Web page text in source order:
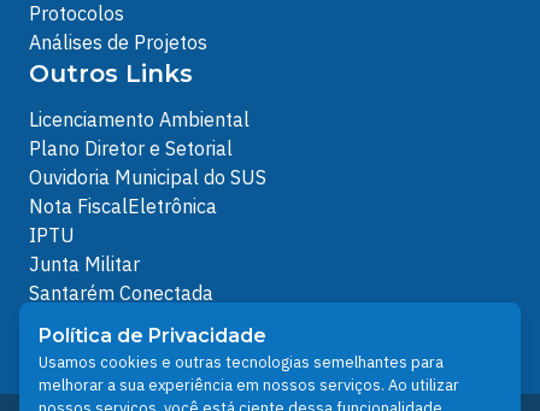
Protocolos
Análises de Projetos
Outros Links
Licenciamento Ambiental
Plano Diretor e Setorial
Ouvidoria Municipal do SUS
Nota FiscalEletrônica
IPTU
Junta Militar
Santarém Conectada
Política de Privacidade
People illustrations by Storyset
Política de Privacidade
Usamos cookies e outras tecnologias semelhantes para
melhorar a sua experiência em nossos serviços. Ao utilizar